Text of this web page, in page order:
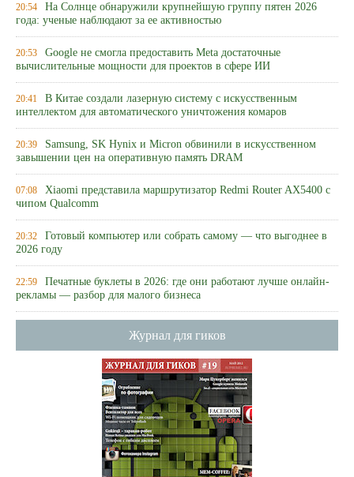
20:54 На Солнце обнаружили крупнейшую группу пятен 2026
года: ученые наблюдают за ее активностью
20:53 Google не смогла предоставить Meta достаточные
вычислительные мощности для проектов в сфере ИИ
20:41 В Китае создали лазерную систему с искусственным
интеллектом для автоматического уничтожения комаров
20:39 Samsung, SK Hynix и Micron обвинили в искусственном
завышении цен на оперативную память DRAM
07:08 Xiaomi представила маршрутизатор Redmi Router AX5400 с
чипом Qualcomm
20:32 Готовый компьютер или собрать самому — что выгоднее в
2026 году
22:59 Печатные буклеты в 2026: где они работают лучше онлайн-
рекламы — разбор для малого бизнеса
Журнал для гиков